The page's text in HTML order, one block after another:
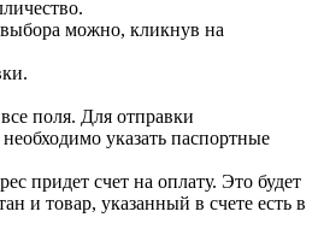
можно, кликнув на
поля. Для отправки
указать паспортные
придет счет на оплату. Это будет
и товар, указанный в счете есть в